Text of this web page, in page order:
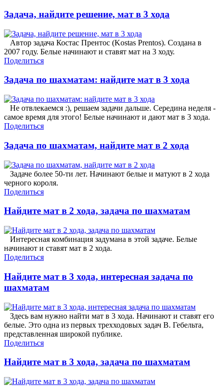
Задача, найдите решение, мат в 3 хода
Автор задача Костас Прентос (Kostas Prentos). Создана в
2007 году. Белые начинают и ставят мат на 3 ходу.
Поделиться
Задача по шахматам: найдите мат в 3 хода
Не отвлекаемся :), решаем задачи дальше. Середина неделя -
самое время для этого! Белые начинают и дают мат в 3 хода.
Поделиться
Задача по шахматам, найдите мат в 2 хода
Задаче более 50-ти лет. Начинают белые и матуют в 2 хода
черного короля.
Поделиться
Найдите мат в 2 хода, задача по шахматам
Интересная комбинация задумана в этой задаче. Белые
начинают и ставят мат в 2 хода.
Поделиться
Найдите мат в 3 хода, интересная задача по
шахматам
Здесь вам нужно найти мат в 3 хода. Начинают и ставят его
белые. Это одна из первых трехходовых задач В. Гебельта,
представленная широкой публике.
Поделиться
Найдите мат в 3 хода, задача по шахматам